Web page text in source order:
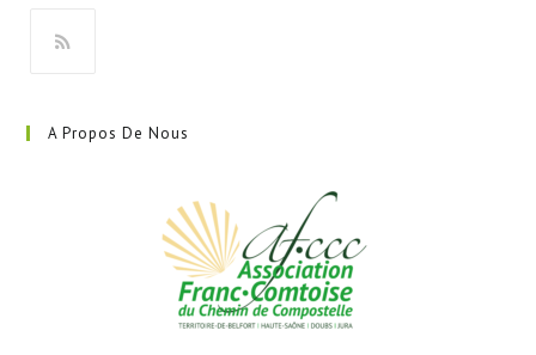
onglet
un
A Propos De Nous